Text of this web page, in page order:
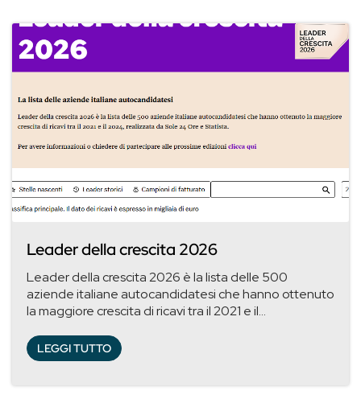
Leader della crescita 2026
Leader della crescita 2026 è la lista delle 500
aziende italiane autocandidatesi che hanno ottenuto
la maggiore crescita di ricavi tra il 2021 e il...
LEGGI TUTTO